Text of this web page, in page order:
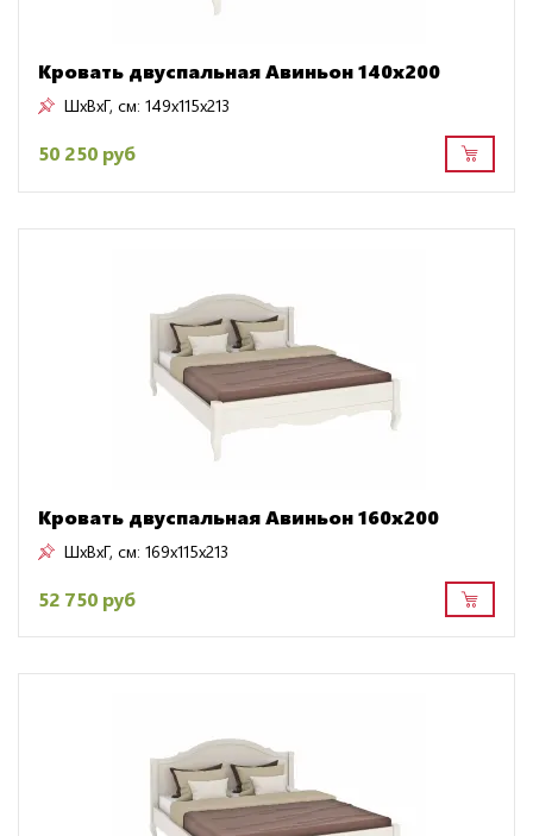
Кровать двуспальная Авиньон 140х200
ШxВxГ, см: 149x115x213
50 250 руб
Кровать двуспальная Авиньон 160х200
ШxВxГ, см: 169x115x213
52 750 руб